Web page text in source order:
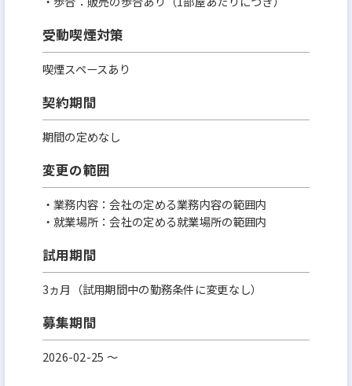
受動喫煙対策
喫煙スペースあり
契約期間
期間の定めなし
変更の範囲
・業務内容：会社の定める業務内容の範囲内
・就業場所：会社の定める就業場所の範囲内
試用期間
3ヵ月（試用期間中の勤務条件に変更なし）
募集期間
2026-02-25 〜